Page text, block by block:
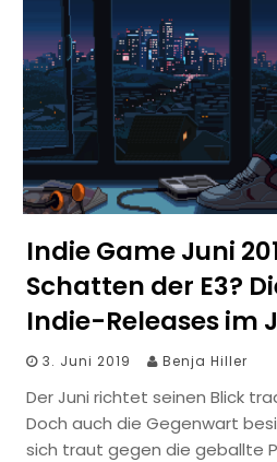
Indie Game Juni
Schatten der E3?
Indie-Releases im
3. Juni 2019 Benja Hiller
Der Juni richtet seinen Blick
Doch auch die Gegenwart
sich traut gegen die geballte